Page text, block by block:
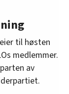
til høsten
medlemmer.
av